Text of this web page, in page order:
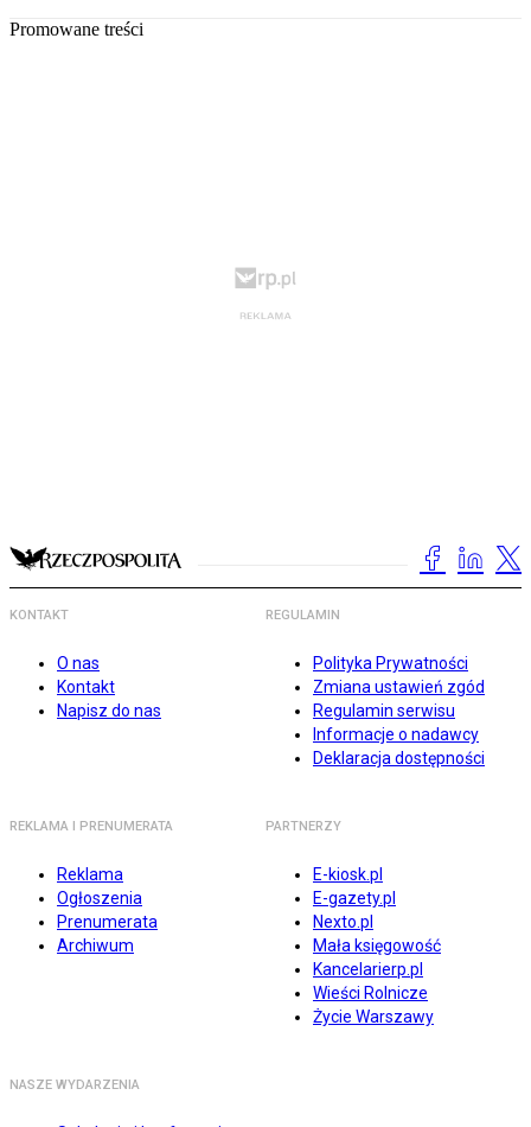
Promowane treści
KONTAKT
O nas
Kontakt
Napisz do nas
REGULAMIN
Polityka Prywatności
Zmiana ustawień zgód
Regulamin serwisu
Informacje o nadawcy
Deklaracja dostępności
REKLAMA I PRENUMERATA
Reklama
Ogłoszenia
Prenumerata
Archiwum
PARTNERZY
E-kiosk.pl
E-gazety.pl
Nexto.pl
Mała księgowość
Kancelarierp.pl
Wieści Rolnicze
Życie Warszawy
NASZE WYDARZENIA